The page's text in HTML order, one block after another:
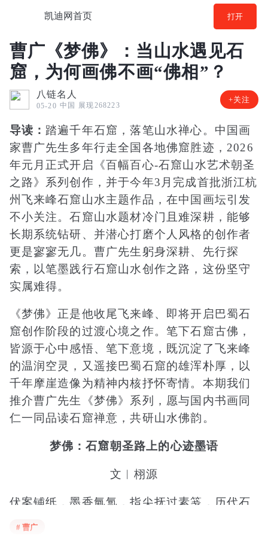
凯迪网首页 打开
曹广《梦佛》：当山水遇见石
窟，为何画佛不画“佛相”？
八链名人
05-20 中国 展现268223
+关注
导读： 踏遍千年石窟，落笔山水禅心。中国画
家曹广先生多年行走全国各地佛窟胜迹，2026
年元月正式开启《百幅百心-石窟山水艺术朝圣
之路》系列创作，并于今年3月完成首批浙江杭
州飞来峰石窟山水主题作品，在中国画坛引发
不小关注。石窟山水题材冷门且难深耕，能够
长期系统钻研、并潜心打磨个人风格的创作者
更是寥寥无几。曹广先生躬身深耕、先行探
索，以笔墨践行石窟山水创作之路，这份坚守
实属难得。
《梦佛》正是他收尾飞来峰、即将开启巴蜀石
窟创作阶段的过渡心境之作。笔下石窟古佛，
皆源于心中感悟、笔下意境，既沉淀了飞来峰
的温润空灵，又遥接巴蜀石窟的雄浑朴厚，以
千年摩崖造像为精神内核抒怀寄情。本期我们
推介曹广先生《梦佛》系列，愿与国内书画同
仁一同品读石窟禅意，共研山水佛韵。
梦佛：石窟朝圣路上的心迹墨语
文︱栩源
伏案铺纸，墨香氤氲，指尖抚过素笺，历代石
# 曹广